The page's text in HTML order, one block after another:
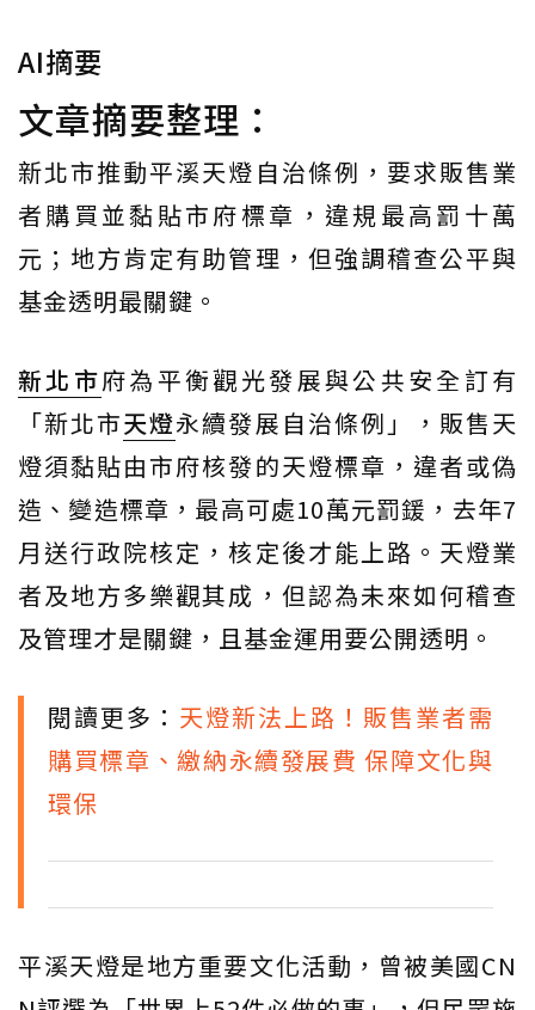
AI摘要
文章摘要整理：
新北市推動平溪天燈自治條例，要求販售業
者購買並黏貼市府標章，違規最高罰十萬
元；地方肯定有助管理，但強調稽查公平與
基金透明最關鍵。
新北市府為平衡觀光發展與公共安全訂有
「新北市天燈永續發展自治條例」，販售天
燈須黏貼由市府核發的天燈標章，違者或偽
造、變造標章，最高可處10萬元罰鍰，去年7
月送行政院核定，核定後才能上路。天燈業
者及地方多樂觀其成，但認為未來如何稽查
及管理才是關鍵，且基金運用要公開透明。
閱讀更多： 天燈新法上路！販售業者需
購買標章、繳納永續發展費 保障文化與
環保
平溪天燈是地方重要文化活動，曾被美國CN